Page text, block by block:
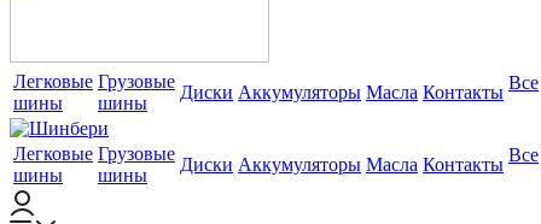
Легковые
шины
Грузовые
шины
Диски Аккумуляторы Масла Контакты Все
Легковые
шины
Грузовые
шины
Диски Аккумуляторы Масла Контакты Все